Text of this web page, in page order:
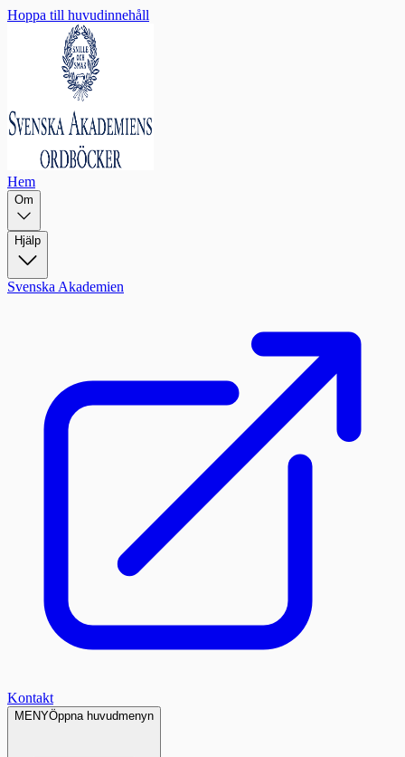
Hoppa till huvudinnehåll
Hem
Om
Hjälp
Svenska Akademien
Kontakt
MENYÖppna huvudmenyn